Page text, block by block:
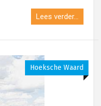
Lees verder...
Hoeksche Waard